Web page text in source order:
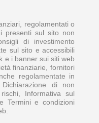
regolamentati o
presenti sul sito non
di investimento
sul sito e accessibili
e i banner sui siti web
finanziarie, fornitori
regolamentate in
di non
Informativa sul
Termini e condizioni